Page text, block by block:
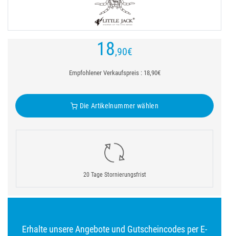
18,90€
Empfohlener Verkaufspreis : 18,90€
Die Artikelnummer wählen
20 Tage Stornierungsfrist
Erhalte unsere Angebote und Gutscheincodes per E-